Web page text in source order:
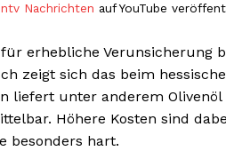
ntv Nachrichten auf YouTube
erhebliche Verunsicherung
zeigt sich das beim
liefert unter anderem
Höhere Kosten sind
besonders hart.